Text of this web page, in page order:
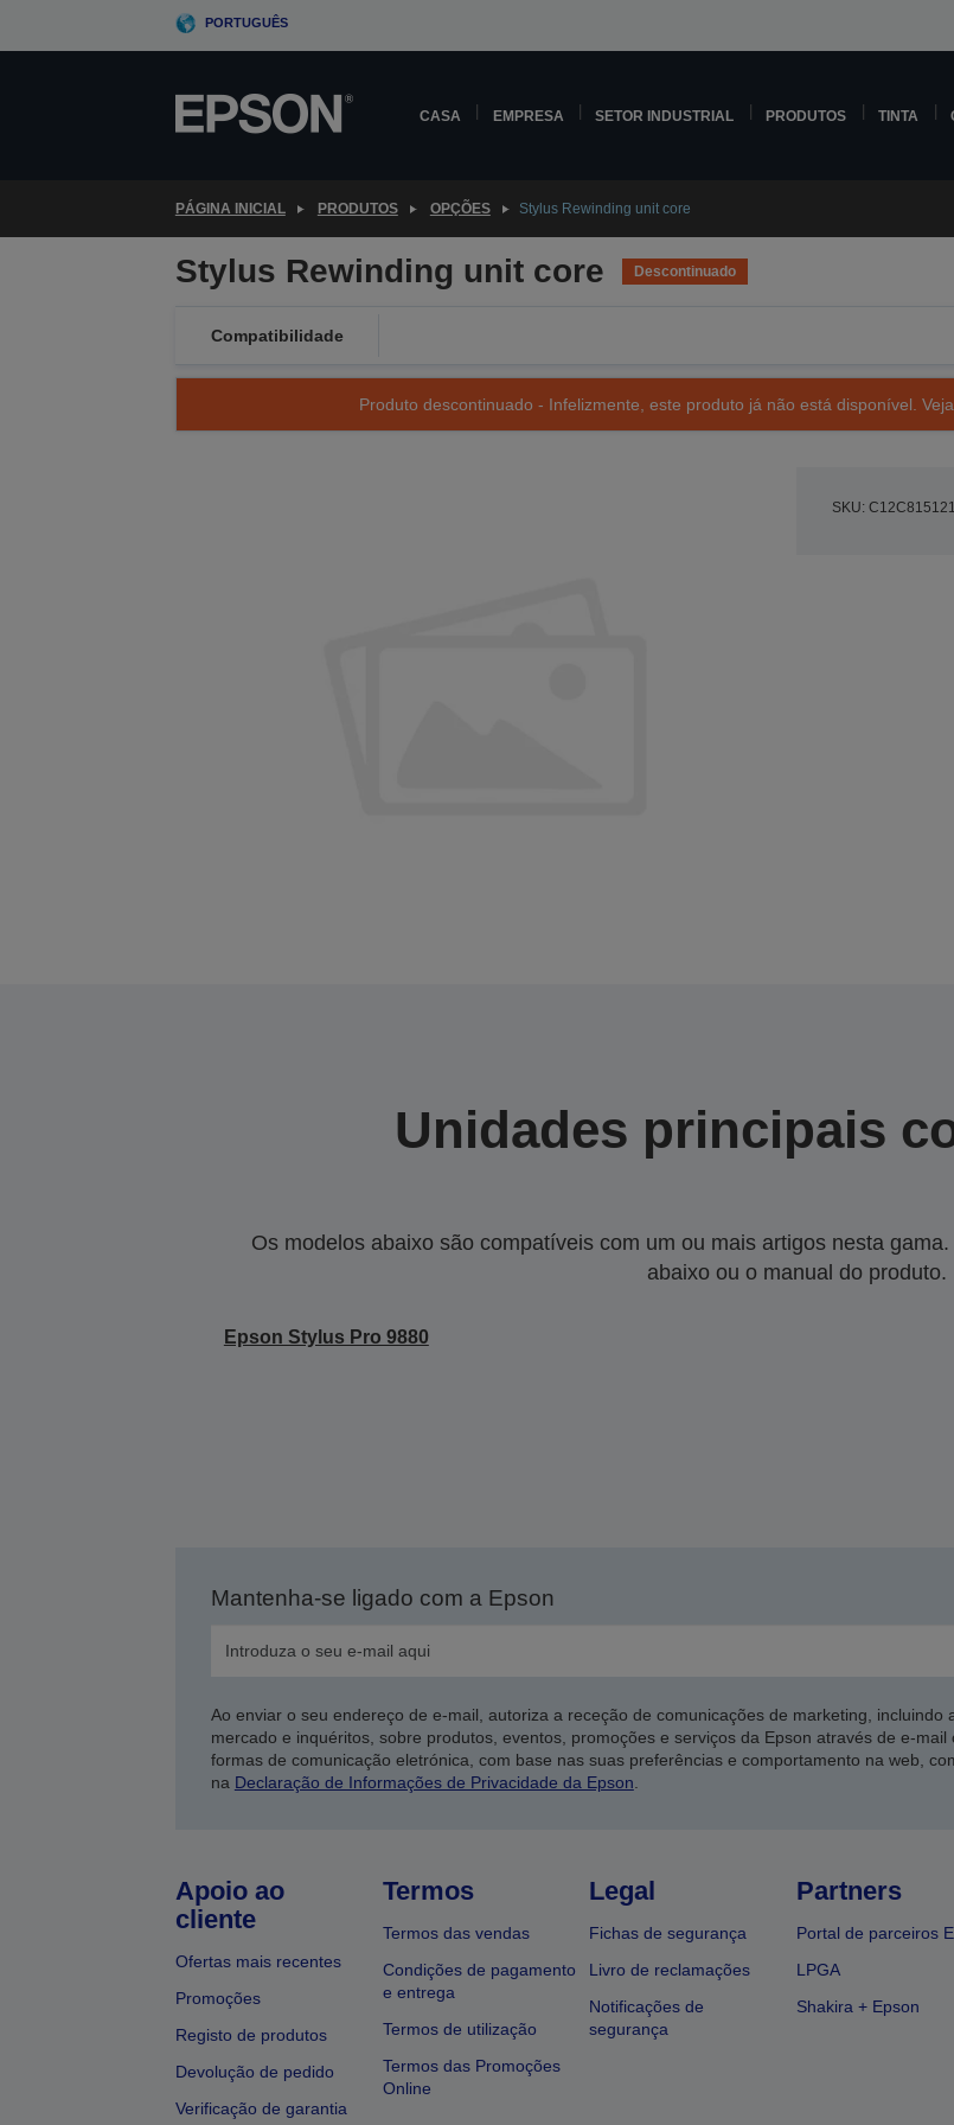
PORTUGUÊS
CASA EMPRESA SETOR INDUSTRIAL PRODUTOS TINTA
PÁGINA INICIAL PRODUTOS OPÇÕES Stylus Rewinding unit core
Stylus Rewinding unit core Descontinuado
Compatibilidade
Produto descontinuado - Infelizmente, este produto já não está disponível.
SKU: C12C815121
Unidades principais
Os modelos abaixo são compatíveis com um ou mais artigos nesta
abaixo ou o manual do produto.
Epson Stylus Pro 9880
Mantenha-se ligado com a Epson
Ao enviar o seu endereço de e-mail, autoriza a receção de comunicações de marketing, incluindo
mercado e inquéritos, sobre produtos, eventos, promoções e serviços da Epson através de e-mail
formas de comunicação eletrónica, com base nas suas preferências e comportamento na web,
na Declaração de Informações de Privacidade da Epson
Apoio ao
cliente
Ofertas mais recentes
Promoções
Registo de produtos
Devolução de pedido
Verificação de garantia
Termos
Termos das vendas
Condições de pagamento
e entrega
Termos de utilização
Termos das Promoções
Online
Legal
Fichas de segurança
Livro de reclamações
Notificações de
segurança
Partners
Portal de parceiros
LPGA
Shakira + Epson